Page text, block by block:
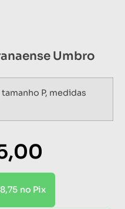
Umbro
P, medidas
no Pix